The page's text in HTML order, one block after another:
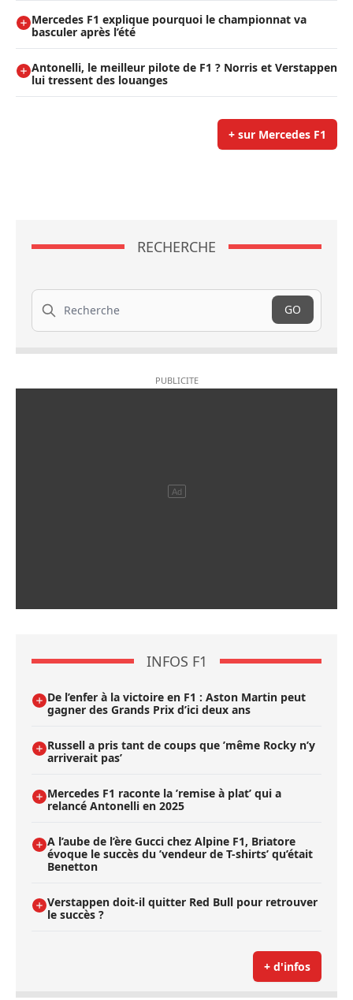
Mercedes F1 explique pourquoi le championnat va
basculer après l’été
Antonelli, le meilleur pilote de F1 ? Norris et Verstappen
lui tressent des louanges
+ sur Mercedes F1
RECHERCHE
Recherche
GO
INFOS F1
De l’enfer à la victoire en F1 : Aston Martin peut
gagner des Grands Prix d’ici deux ans
Russell a pris tant de coups que ’même Rocky n’y
arriverait pas’
Mercedes F1 raconte la ’remise à plat’ qui a
relancé Antonelli en 2025
A l’aube de l’ère Gucci chez Alpine F1, Briatore
évoque le succès du ’vendeur de T-shirts’ qu’était
Benetton
Verstappen doit-il quitter Red Bull pour retrouver
le succès ?
+ d'infos